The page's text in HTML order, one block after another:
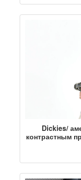
Dickies/
контрастным
двух частей
летняя